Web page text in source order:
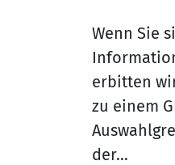
Wenn Sie
erbitten
zu einem
der…